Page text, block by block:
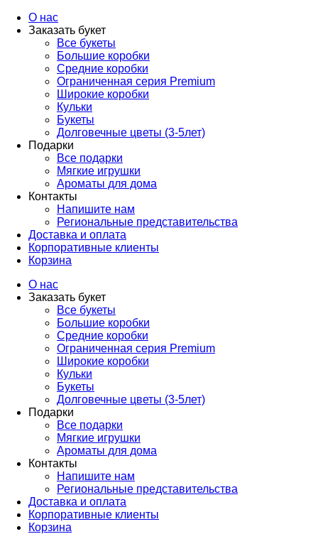
О нас
Заказать букет
Все букеты
Большие коробки
Средние коробки
Ограниченная серия Premium
Широкие коробки
Кульки
Букеты
Долговечные цветы (3-5лет)
Подарки
Все подарки
Мягкие игрушки
Ароматы для дома
Контакты
Напишите нам
Региональные представительства
Доставка и оплата
Корпоративные клиенты
Корзина
О нас
Заказать букет
Все букеты
Большие коробки
Средние коробки
Ограниченная серия Premium
Широкие коробки
Кульки
Букеты
Долговечные цветы (3-5лет)
Подарки
Все подарки
Мягкие игрушки
Ароматы для дома
Контакты
Напишите нам
Региональные представительства
Доставка и оплата
Корпоративные клиенты
Корзина